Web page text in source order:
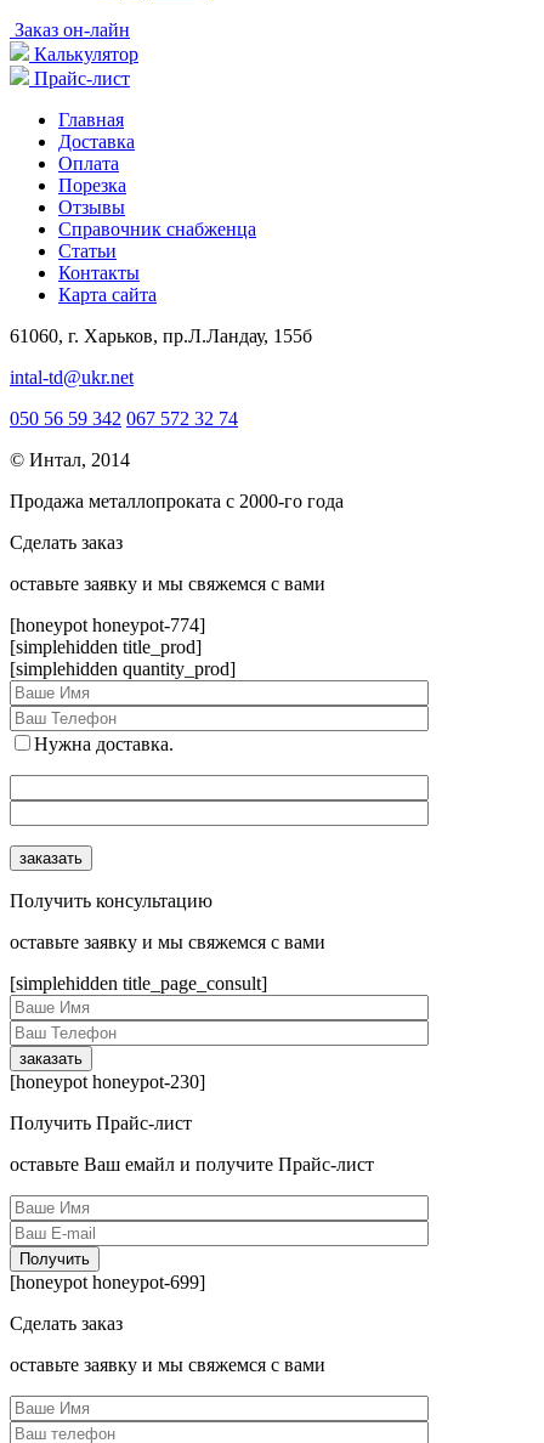
Заказ он-лайн
Калькулятор
Прайс-лист
Главная
Доставка
Оплата
Порезка
Отзывы
Справочник снабженца
Статьи
Контакты
Карта сайта
61060, г. Харьков, пр.Л.Ландау, 155б
intal-td@ukr.net
050 56 59 342 067 572 32 74
© Интал, 2014
Продажа металлопроката с 2000-го года
Сделать заказ
оcтавьте заявку и мы свяжемся с вами
[honeypot honeypot-774]
[simplehidden title_prod]
[simplehidden quantity_prod]
Нужна доставка.
Получить консультацию
оcтавьте заявку и мы свяжемся с вами
[simplehidden title_page_consult]
[honeypot honeypot-230]
Получить Прайс-лист
оcтавьте Ваш емайл и получите Прайс-лист
[honeypot honeypot-699]
Сделать заказ
оcтавьте заявку и мы свяжемся с вами